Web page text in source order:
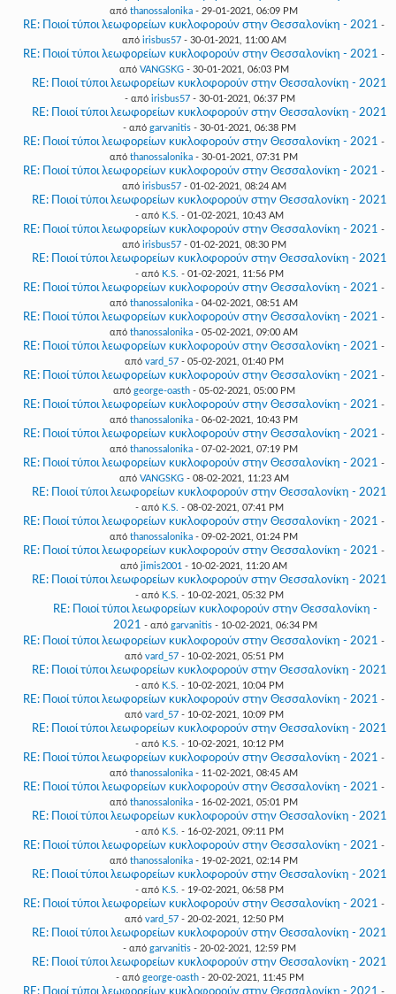
από thanossalonika - 29-01-2021, 06:09 PM
RE: Ποιοί τύποι λεωφορείων κυκλοφορούν στην Θεσσαλονίκη - 2021 -
από irisbus57- 30-01-2021, 11:00 AM
RE: Ποιοί τύποι λεωφορείων κυκλοφορούν στην Θεσσαλονίκη - 2021 -
από VANGSKG- 30-01-2021, 06:03 PM
RE: Ποιοί τύποι λεωφορείων κυκλοφορούν στην Θεσσαλονίκη - 2021
- από irisbus57- 30-01-2021, 06:37 PM
RE: Ποιοί τύποι λεωφορείων κυκλοφορούν στην Θεσσαλονίκη - 2021
- από garvanitis - 30-01-2021, 06:38 PM
RE: Ποιοί τύποι λεωφορείων κυκλοφορούν στην Θεσσαλονίκη - 2021 -
από thanossalonika - 30-01-2021, 07:31 PM
RE: Ποιοί τύποι λεωφορείων κυκλοφορούν στην Θεσσαλονίκη - 2021 -
από irisbus57- 01-02-2021, 08:24 AM
RE: Ποιοί τύποι λεωφορείων κυκλοφορούν στην Θεσσαλονίκη - 2021
- από K.S. - 01-02-2021, 10:43 AM
RE: Ποιοί τύποι λεωφορείων κυκλοφορούν στην Θεσσαλονίκη - 2021 -
από irisbus57- 01-02-2021, 08:30 PM
RE: Ποιοί τύποι λεωφορείων κυκλοφορούν στην Θεσσαλονίκη - 2021
- από K.S. - 01-02-2021, 11:56 PM
RE: Ποιοί τύποι λεωφορείων κυκλοφορούν στην Θεσσαλονίκη - 2021 -
από thanossalonika - 04-02-2021, 08:51 AM
RE: Ποιοί τύποι λεωφορείων κυκλοφορούν στην Θεσσαλονίκη - 2021 -
από thanossalonika - 05-02-2021, 09:00 AM
RE: Ποιοί τύποι λεωφορείων κυκλοφορούν στην Θεσσαλονίκη - 2021 -
από vard_57- 05-02-2021, 01:40 PM
RE: Ποιοί τύποι λεωφορείων κυκλοφορούν στην Θεσσαλονίκη - 2021 -
από george-oasth- 05-02-2021, 05:00 PM
RE: Ποιοί τύποι λεωφορείων κυκλοφορούν στην Θεσσαλονίκη - 2021 -
από thanossalonika - 06-02-2021, 10:43 PM
RE: Ποιοί τύποι λεωφορείων κυκλοφορούν στην Θεσσαλονίκη - 2021 -
από thanossalonika - 07-02-2021, 07:19 PM
RE: Ποιοί τύποι λεωφορείων κυκλοφορούν στην Θεσσαλονίκη - 2021 -
από VANGSKG- 08-02-2021, 11:23 AM
RE: Ποιοί τύποι λεωφορείων κυκλοφορούν στην Θεσσαλονίκη - 2021
- από K.S. - 08-02-2021, 07:41 PM
RE: Ποιοί τύποι λεωφορείων κυκλοφορούν στην Θεσσαλονίκη - 2021 -
από thanossalonika - 09-02-2021, 01:24 PM
RE: Ποιοί τύποι λεωφορείων κυκλοφορούν στην Θεσσαλονίκη - 2021 -
από jimis2001 - 10-02-2021, 11:20 AM
RE: Ποιοί τύποι λεωφορείων κυκλοφορούν στην Θεσσαλονίκη - 2021
- από K.S. - 10-02-2021, 05:32 PM
RE: Ποιοί τύποι λεωφορείων κυκλοφορούν στην Θεσσαλονίκη -
2021 - από garvanitis - 10-02-2021, 06:34 PM
RE: Ποιοί τύποι λεωφορείων κυκλοφορούν στην Θεσσαλονίκη - 2021 -
από vard_57- 10-02-2021, 05:51 PM
RE: Ποιοί τύποι λεωφορείων κυκλοφορούν στην Θεσσαλονίκη - 2021
- από K.S. - 10-02-2021, 10:04 PM
RE: Ποιοί τύποι λεωφορείων κυκλοφορούν στην Θεσσαλονίκη - 2021 -
από vard_57- 10-02-2021, 10:09 PM
RE: Ποιοί τύποι λεωφορείων κυκλοφορούν στην Θεσσαλονίκη - 2021
- από K.S. - 10-02-2021, 10:12 PM
RE: Ποιοί τύποι λεωφορείων κυκλοφορούν στην Θεσσαλονίκη - 2021 -
από thanossalonika - 11-02-2021, 08:45 AM
RE: Ποιοί τύποι λεωφορείων κυκλοφορούν στην Θεσσαλονίκη - 2021 -
από thanossalonika - 16-02-2021, 05:01 PM
RE: Ποιοί τύποι λεωφορείων κυκλοφορούν στην Θεσσαλονίκη - 2021
- από K.S. - 16-02-2021, 09:11 PM
RE: Ποιοί τύποι λεωφορείων κυκλοφορούν στην Θεσσαλονίκη - 2021 -
από thanossalonika - 19-02-2021, 02:14 PM
RE: Ποιοί τύποι λεωφορείων κυκλοφορούν στην Θεσσαλονίκη - 2021
- από K.S. - 19-02-2021, 06:58 PM
RE: Ποιοί τύποι λεωφορείων κυκλοφορούν στην Θεσσαλονίκη - 2021 -
από vard_57- 20-02-2021, 12:50 PM
RE: Ποιοί τύποι λεωφορείων κυκλοφορούν στην Θεσσαλονίκη - 2021
- από garvanitis - 20-02-2021, 12:59 PM
RE: Ποιοί τύποι λεωφορείων κυκλοφορούν στην Θεσσαλονίκη - 2021
- από george-oasth- 20-02-2021, 11:45 PM
-